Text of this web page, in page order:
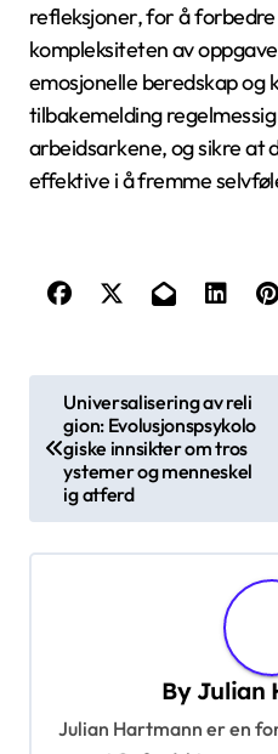
For å bruke Self Worth
på klare mål, regelmessig
Identifiser personlige
forbedre selvfølelsen. Bruk
for å fremme
Engasjer deg med
Hvordan kan man
behov, vurder personlige
innholdet ved å inkludere
resonerer med unike
formater, som
refleksjoner, for å
kompleksiteten av
emosjonelle beredskap og
tilbakemelding
arbeidsarkene, og sikre at
effektive i å fremme